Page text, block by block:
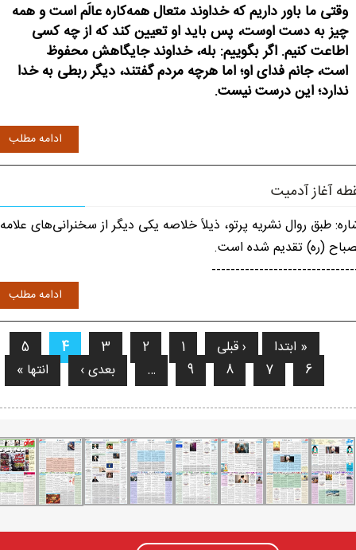
وقتی ما باور داریم که خداوند متعال همه‌کاره عالَم است و همه
چیز به دست اوست، پس باید او تعیین کند که از چه کسی
اطاعت کنیم. اگر بگوییم: بله، خداوند جایگاهش محفوظ
است، جانم فدای او؛ اما هرچه مردم گفتند، دیگر ربطی به خدا
ندارد؛ این درست نیست.
ادامه مطلب
آغاز آدمیت
طبق روال نشریه پرتو، ذیلاً خلاصه یکی دیگر از سخنرانی‌های علامه
(ره) تقدیم شده است.
ادامه مطلب
« ابتدا ‹ قبلی 1
2
3
4
5
6
7
8
9
… بعدی › انتها »